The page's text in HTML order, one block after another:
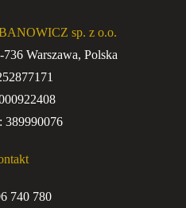
sp. z o.o.
Warszawa, Polska
389990076
740 780